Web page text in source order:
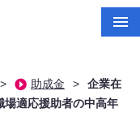
> 助成金 >
企業在
場適応援助者の中高年